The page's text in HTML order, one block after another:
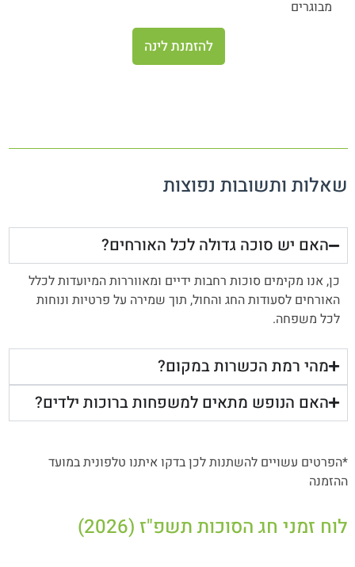
מבוגרים
להזמנת לינה
שאלות ותשובות נפוצות
האם יש סוכה גדולה לכל האורחים?
כן, אנו מקימים סוכות רחבות ידיים ומאווררות המיועדות לכלל
האורחים לסעודות החג והחול, תוך שמירה על פרטיות ונוחות
לכל משפחה.
מהי רמת הכשרות במקום?
האם הנופש מתאים למשפחות ברוכות ילדים?
*הפרטים עשויים להשתנות לכן בדקו איתנו טלפונית במועד
ההזמנה
לוח זמני חג הסוכות תשפ"ז (2026)